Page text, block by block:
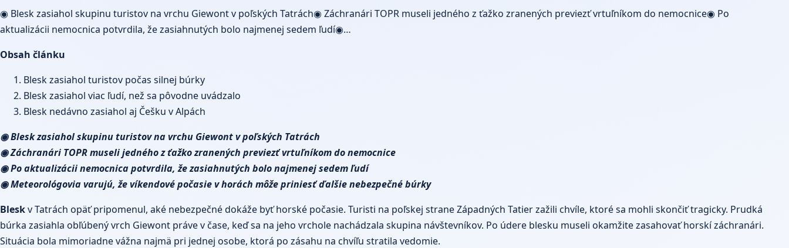
◉ Blesk zasiahol skupinu turistov na vrchu Giewont v poľských Tatrách◉ Záchranári TOPR museli jedného z ťažko zranených previezť vrtuľníkom do nemocnice◉ Po
aktualizácii nemocnica potvrdila, že zasiahnutých bolo najmenej sedem ľudí◉…
Obsah článku
Blesk zasiahol turistov počas silnej búrky
Blesk zasiahol viac ľudí, než sa pôvodne uvádzalo
Blesk nedávno zasiahol aj Češku v Alpách
◉ Blesk zasiahol skupinu turistov na vrchu Giewont v poľských Tatrách
◉ Záchranári TOPR museli jedného z ťažko zranených previezť vrtuľníkom do nemocnice
◉ Po aktualizácii nemocnica potvrdila, že zasiahnutých bolo najmenej sedem ľudí
◉ Meteorológovia varujú, že víkendové počasie v horách môže priniesť ďalšie nebezpečné búrky
Bleskv Tatrách opäť pripomenul, aké nebezpečné dokáže byť horské počasie. Turisti na poľskej strane Západných Tatier zažili chvíle, ktoré sa mohli skončiť tragicky. Prudká
búrka zasiahla obľúbený vrch Giewont práve v čase, keď sa na jeho vrchole nachádzala skupina návštevníkov. Po údere blesku museli okamžite zasahovať horskí záchranári.
Situácia bola mimoriadne vážna najmä pri jednej osobe, ktorá po zásahu na chvíľu stratila vedomie.